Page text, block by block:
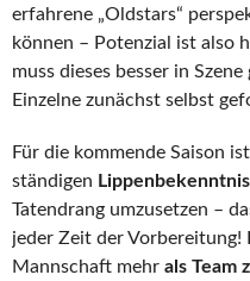
erfahrene „Oldstars“
können – Potenzial ist also
muss dieses besser in
Einzelne zunächst selbst
Für die kommende Saison
ständigen
Tatendrang umzusetzen –
jeder Zeit der Vorbereitung!
Mannschaft mehr als Team